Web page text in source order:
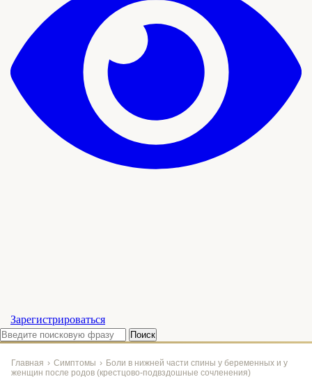
Зарегистрироваться
Главная › Симптомы › Боли в нижней части спины у беременных и у
женщин после родов (крестцово-подвздошные сочленения)